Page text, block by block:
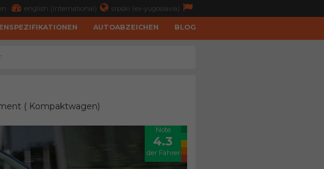
english (international) srpski (ex-yugoslavia)
AUTOABZEICHEN BLOG
( Kompaktwagen)
Note
4.3
der Fahrer